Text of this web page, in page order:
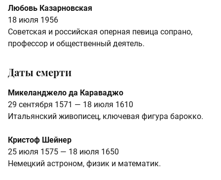
Любовь Казарновская
18 июля 1956
Советская и российская оперная певица сопрано,
профессор и общественный деятель.
Даты смерти
Микеланджело да Караваджо
29 сентября 1571 — 18 июля 1610
Итальянский живописец, ключевая фигура барокко.
Кристоф Шейнер
25 июля 1575 — 18 июля 1650
Немецкий астроном, физик и математик.